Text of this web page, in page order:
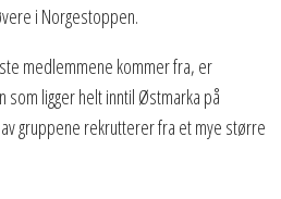
i Norgestoppen.
medlemmene kommer fra, er
som ligger helt inntil Østmarka på
gruppene rekrutterer fra et mye større